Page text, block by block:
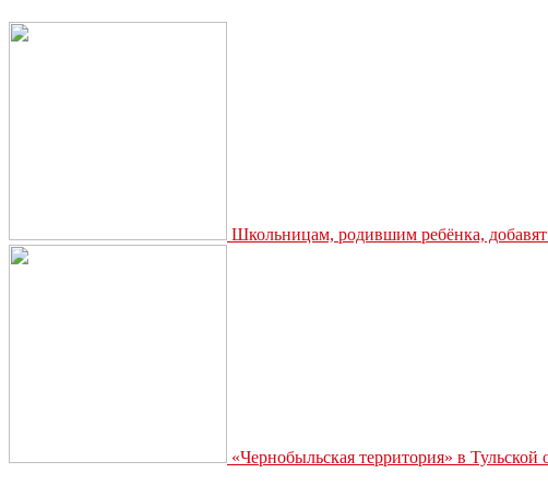
Школьницам, родившим ребёнка,
«Чернобыльская территория» в Тульской